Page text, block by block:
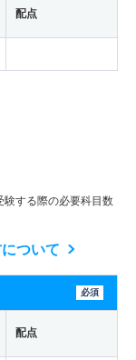
配点
する際の必要科目数
ついて
必須
配点